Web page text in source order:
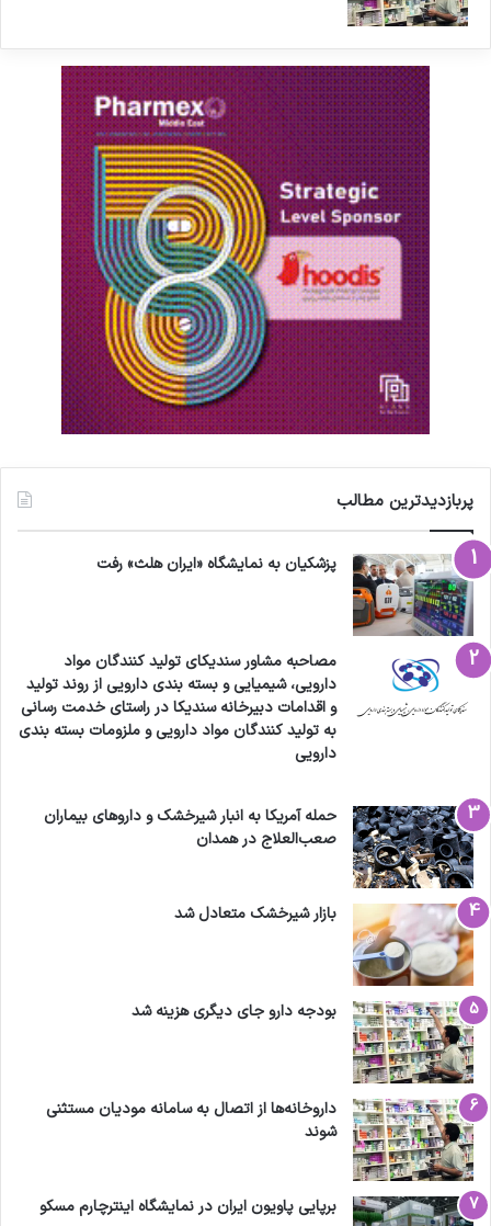
پربازدیدترین مطالب
پزشکیان به نمایشگاه «ایران هلث» رفت
مصاحبه مشاور سندیکای تولید کنندگان مواد
دارویی، شیمیایی و بسته بندی دارویی از روند تولید
و اقدامات دبیرخانه سندیکا در راستای خدمت رسانی
به تولید کنندگان مواد دارویی و ملزومات بسته بندی
دارویی
حمله آمریکا به انبار شیرخشک و داروهای بیماران
صعب‌العلاج در همدان
بازار شیرخشک متعادل شد
بودجه دارو جای دیگری هزینه شد
داروخانه‌ها از اتصال به سامانه مودیان مستثنی
شوند
برپایی پاویون ایران در نمایشگاه اینترچارم مسکو